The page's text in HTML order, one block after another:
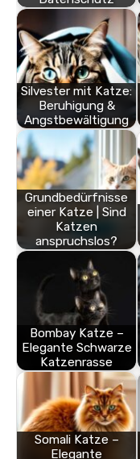
Silvester mit Katze:
Beruhigung &
Angstbewältigung
Grundbedürfnisse
einer Katze | Sind
Katzen
anspruchslos?
Bombay Katze –
Elegante Schwarze
Katzenrasse
Somali Katze –
Elegante